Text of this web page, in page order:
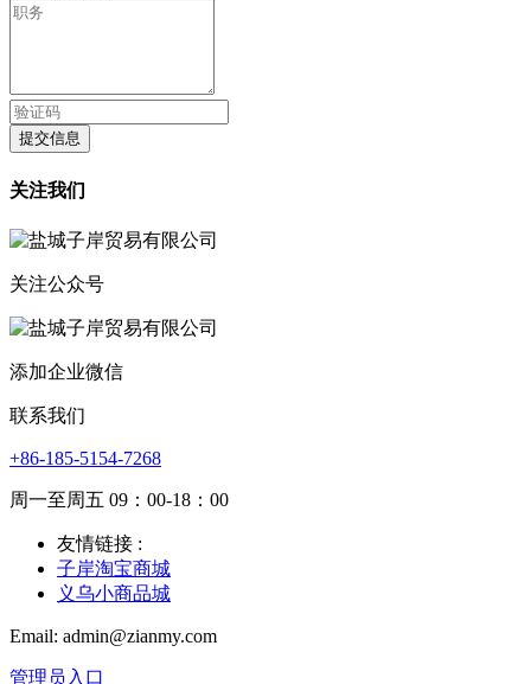
提交信息
关注我们
关注公众号
添加企业微信
联系我们
+86-185-5154-7268
周一至周五 09：00-18：00
友情链接 :
子岸淘宝商城
义乌小商品城
Email: admin@zianmy.com
管理员入口